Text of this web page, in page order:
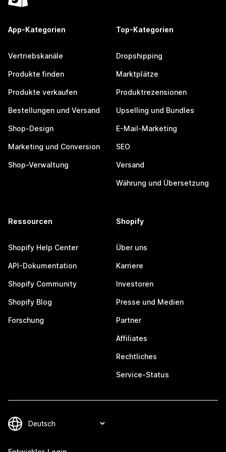
App-Kategorien
Vertriebskanäle
Produkte finden
Produkte verkaufen
Bestellungen und Versand
Shop-Design
Marketing und Conversion
Shop-Verwaltung
Top-Kategorien
Dropshipping
Marktplätze
Produktrezensionen
Upselling und Bundles
E-Mail-Marketing
SEO
Versand
Währung und Übersetzung
Ressourcen
Shopify Help Center
API-Dokumentation
Shopify Community
Shopify Blog
Forschung
Shopify
Über uns
Karriere
Investoren
Presse und Medien
Partner
Affiliates
Rechtliches
Service-Status